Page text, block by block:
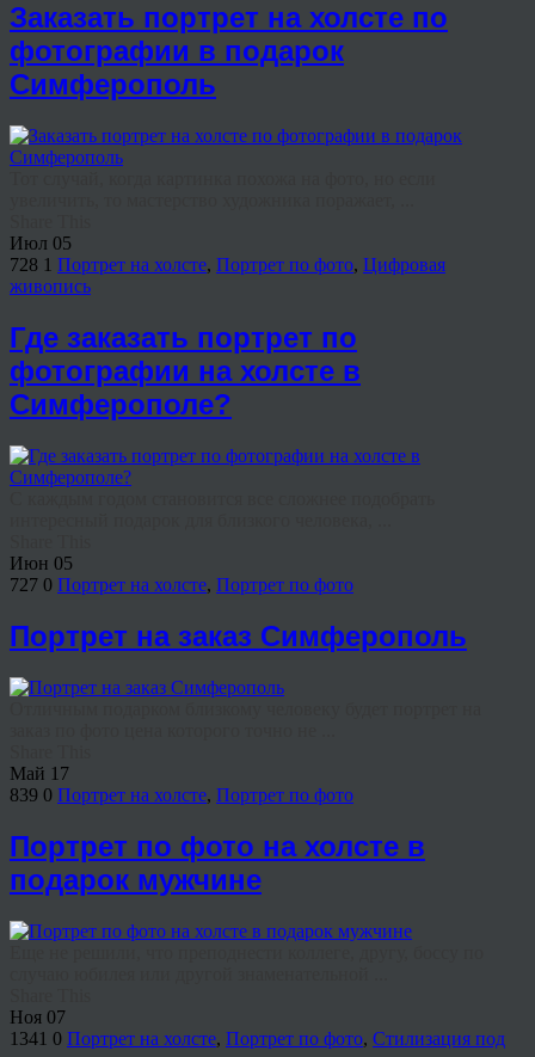
Заказать портрет на холсте по
фотографии в подарок
Симферополь
Июл 05
728 1 Портрет на холсте, Портрет по фото, Цифровая
живопись
Где заказать портрет по
фотографии на холсте в
Симферополе?
Июн 05
727 0 Портрет на холсте, Портрет по фото
Портрет на заказ Симферополь
Май 17
839 0 Портрет на холсте, Портрет по фото
Портрет по фото на холсте в
подарок мужчине
Ноя 07
1341 0 Портрет на холсте, Портрет по фото, Стилизация под